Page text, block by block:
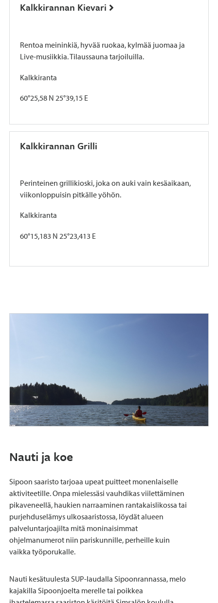
Kalkkirannan Kievari
Rentoa meininkiä, hyvää ruokaa, kylmää juomaa ja
Live-musiikkia. Tilaussauna tarjoiluilla.
Kalkkiranta
60°25,58 N 25°39,15 E
Kalkkirannan Grilli
Perinteinen grillikioski, joka on auki vain kesäaikaan,
viikonloppuisin pitkälle yöhön.
Kalkkiranta
60°15,183 N 25°23,413 E
Nauti ja koe
Sipoon saaristo tarjoaa upeat puitteet monenlaiselle
aktiviteetille. Onpa mielessäsi vauhdikas viilettäminen
pikaveneellä, haukien narraaminen rantakaislikossa tai
purjehduselämys ulkosaaristossa, löydät alueen
palveluntarjoajilta mitä moninaisimmat
ohjelmanumerot niin pariskunnille, perheille kuin
vaikka työporukalle.
Nauti kesätuulesta SUP-laudalla Sipoonrannassa, melo
kajakilla Sipoonjoelta merelle tai poikkea